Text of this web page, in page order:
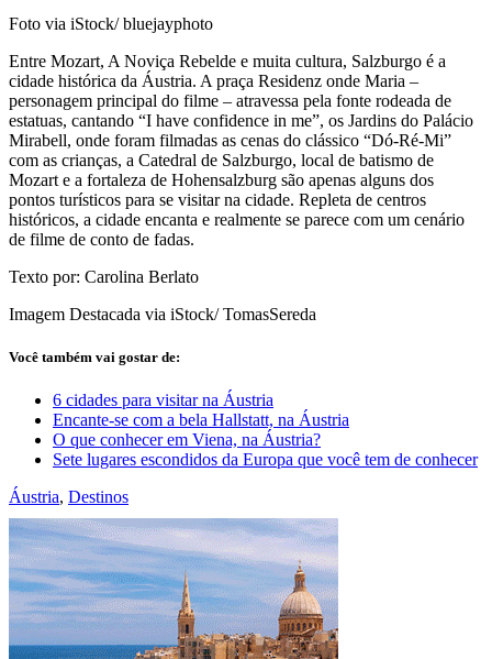
Foto via iStock/ bluejayphoto
Entre Mozart, A Noviça Rebelde e muita cultura, Salzburgo é a
cidade histórica da Áustria. A praça Residenz onde Maria –
personagem principal do filme – atravessa pela fonte rodeada de
estatuas, cantando “I have confidence in me”, os Jardins do Palácio
Mirabell, onde foram filmadas as cenas do clássico “Dó-Ré-Mi”
com as crianças, a Catedral de Salzburgo, local de batismo de
Mozart e a fortaleza de Hohensalzburg são apenas alguns dos
pontos turísticos para se visitar na cidade. Repleta de centros
históricos, a cidade encanta e realmente se parece com um cenário
de filme de conto de fadas.
Texto por: Carolina Berlato
Imagem Destacada via iStock/ TomasSereda
Você também vai gostar de:
6 cidades para visitar na Áustria
Encante-se com a bela Hallstatt, na Áustria
O que conhecer em Viena, na Áustria?
Sete lugares escondidos da Europa que você tem de conhecer
Áustria, Destinos